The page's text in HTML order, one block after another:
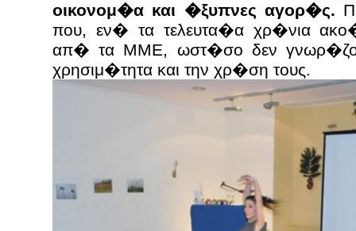
οικονομ�α και �ξυπνες αγορ�ς.
που, εν� τα τελευτα�α χρ�νια
απ� τα ΜΜΕ, ωστ�σο δεν
χρησιμ�τητα και την χρ�ση τους.